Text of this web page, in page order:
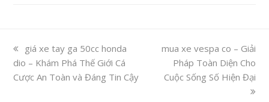
previous
post:
giá xe tay ga 50cc honda
dio – Khám Phá Thế Giới Cá
Cược An Toàn và Đáng Tin Cậy
next
post:
mua xe vespa co – Giải
Pháp Toàn Diện Cho
Cuộc Sống Số Hiện Đại